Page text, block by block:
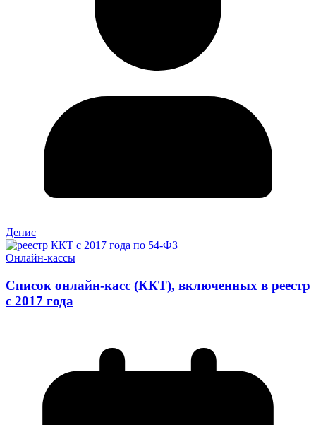
Денис
Онлайн-кассы
Список онлайн-касс (ККТ), включенных в реестр
с 2017 года